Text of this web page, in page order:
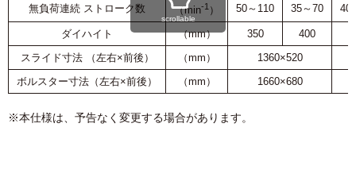
無負荷連続 ストローク数 （min-1 ） 50～110 35～70 40
ダイハイト （mm） 350 400
スライド寸法 （左右×前後）
（mm）
1360×520
ボルスター寸法（左右×前後）
（mm） 1660×680
scrollable
※本仕様は、予告なく変更する場合があります。